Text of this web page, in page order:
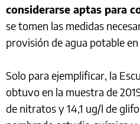
considerarse aptas para
se tomen las medidas
provisión de agua potable
Solo para ejemplificar, la
obtuvo en la muestra de
de nitratos y 14,1 ug/l de